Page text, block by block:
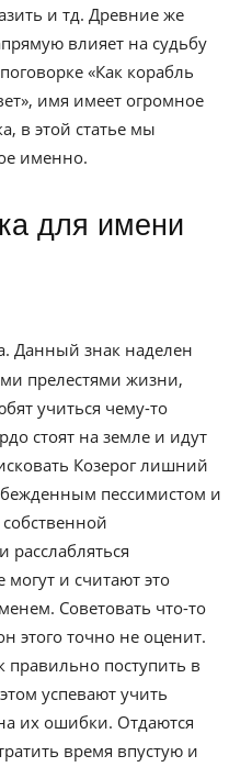
и тд. Древние же
влияет на судьбу
«Как корабль
имя имеет огромное
в этой статье мы
именно.
Данный знак наделен
прелестями жизни,
учиться чему-то
стоят на земле и идут
Козерог лишний
пессимистом и
расслабляться
и считают это
Советовать что-то
этого точно не оценит.
правильно поступить в
успевают учить
их ошибки. Отдаются
время впустую и